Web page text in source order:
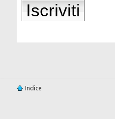
Iscriviti
Indice